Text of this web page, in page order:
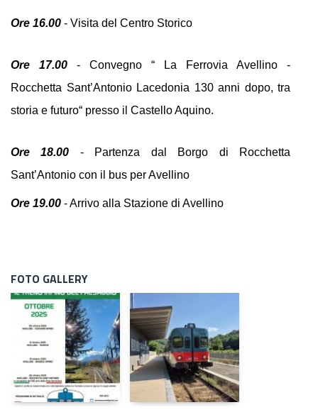
Ore 16.00 - Visita del Centro Storico
Ore 17.00 - Convegno “ La Ferrovia Avellino -
Rocchetta Sant’Antonio Lacedonia 130 anni dopo, tra
storia e futuro“ presso il Castello Aquino.
Ore 18.00 - Partenza dal Borgo di Rocchetta
Sant’Antonio con il bus per Avellino
Ore 19.00 - Arrivo alla Stazione di Avellino
FOTO GALLERY